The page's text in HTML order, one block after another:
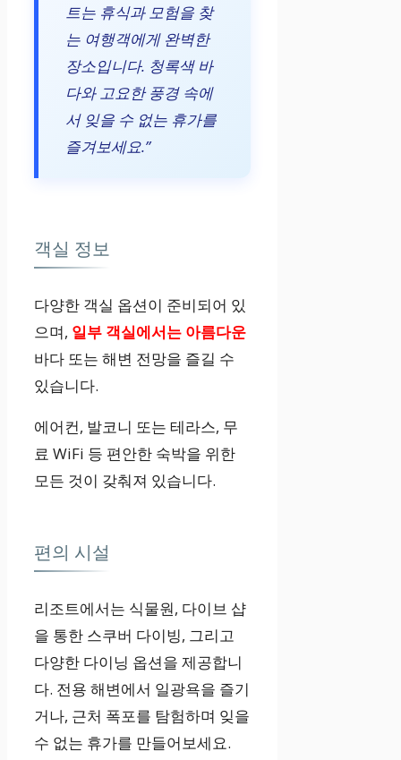
트는 휴식과 모험을 찾
는 여행객에게 완벽한
장소입니다. 청록색 바
다와 고요한 풍경 속에
서 잊을 수 없는 휴가를
즐겨보세요.”
객실 정보
다양한 객실 옵션이 준비되어 있
으며, 일부 객실에서는 아름다운
바다 또는 해변 전망을 즐길 수
있습니다.
에어컨, 발코니 또는 테라스, 무
료 WiFi 등 편안한 숙박을 위한
모든 것이 갖춰져 있습니다.
편의 시설
리조트에서는 식물원, 다이브 샵
을 통한 스쿠버 다이빙, 그리고
다양한 다이닝 옵션을 제공합니
다. 전용 해변에서 일광욕을 즐기
거나, 근처 폭포를 탐험하며 잊을
수 없는 휴가를 만들어보세요.